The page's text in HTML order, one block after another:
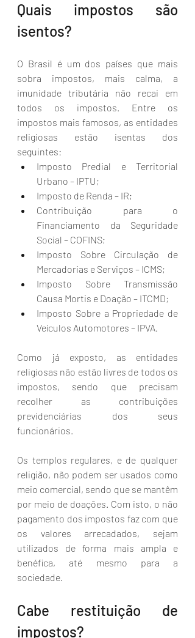
Quais impostos são
isentos?
O Brasil é um dos países que mais
sobra impostos, mais calma, a
imunidade tributária não recai em
todos os impostos. Entre os
impostos mais famosos, as entidades
religiosas estão isentas dos
seguintes:
Imposto Predial e Territorial
Urbano – IPTU;
Imposto de Renda – IR;
Contribuição para o
Financiamento da Seguridade
Social – COFINS;
Imposto Sobre Circulação de
Mercadorias e Serviços – ICMS;
Imposto Sobre Transmissão
Causa Mortis e Doação – ITCMD;
Imposto Sobre a Propriedade de
Veículos Automotores – IPVA.
Como já exposto, as entidades
religiosas não estão livres de todos os
impostos, sendo que precisam
recolher as contribuições
previdenciárias dos seus
funcionários.
Os templos regulares, e de qualquer
religião, não podem ser usados como
meio comercial, sendo que se mantêm
por meio de doações. Com isto, o não
pagamento dos impostos faz com que
os valores arrecadados, sejam
utilizados de forma mais ampla e
benéfica, até mesmo para a
sociedade.
Cabe restituição de
impostos?